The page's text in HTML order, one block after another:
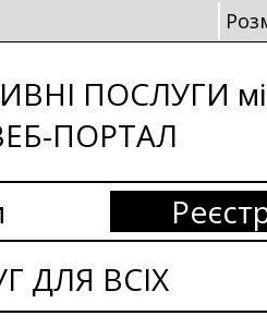
ПОСЛУГИ
ПОРТАЛ
ДЛЯ ВСІХ